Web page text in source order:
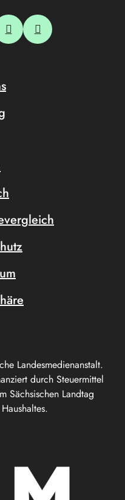
Landesmedienanstalt.
durch Steuermittel
Sächsischen Landtag